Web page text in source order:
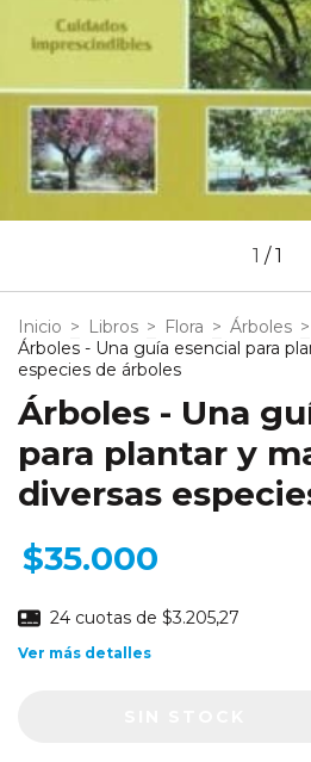
1 /1
Inicio > Libros > Flora > Árboles >
Árboles - Una guía esencial para
especies de árboles
Árboles - Una
para plantar y
diversas
$35.000
24 cuotas de $3.205,27
Ver más detalles